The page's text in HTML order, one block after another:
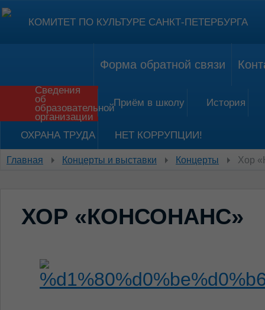
КОМИТЕТ ПО КУЛЬТУРЕ САНКТ-ПЕТЕРБУРГА
Форма обратной связи
Сведения
об
образовательной
организации
Приём в школу История
ОХРАНА ТРУДА НЕТ КОРРУПЦИИ!
Главная Концерты и выставки Концерты Хор
ХОР «КОНСОНАНС»